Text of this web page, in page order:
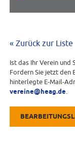
« Zurück zur Liste
Ist das Ihr Verein und
Fordern Sie jetzt den
hinterlegte E-Mail-
vereine@heag.de